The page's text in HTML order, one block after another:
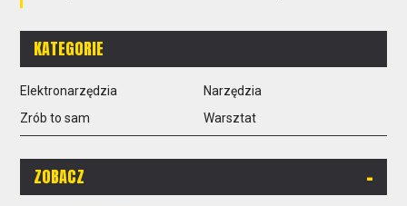
KATEGORIE
Elektronarzędzia
Narzędzia
Zrób to sam
Warsztat
ZOBACZ -